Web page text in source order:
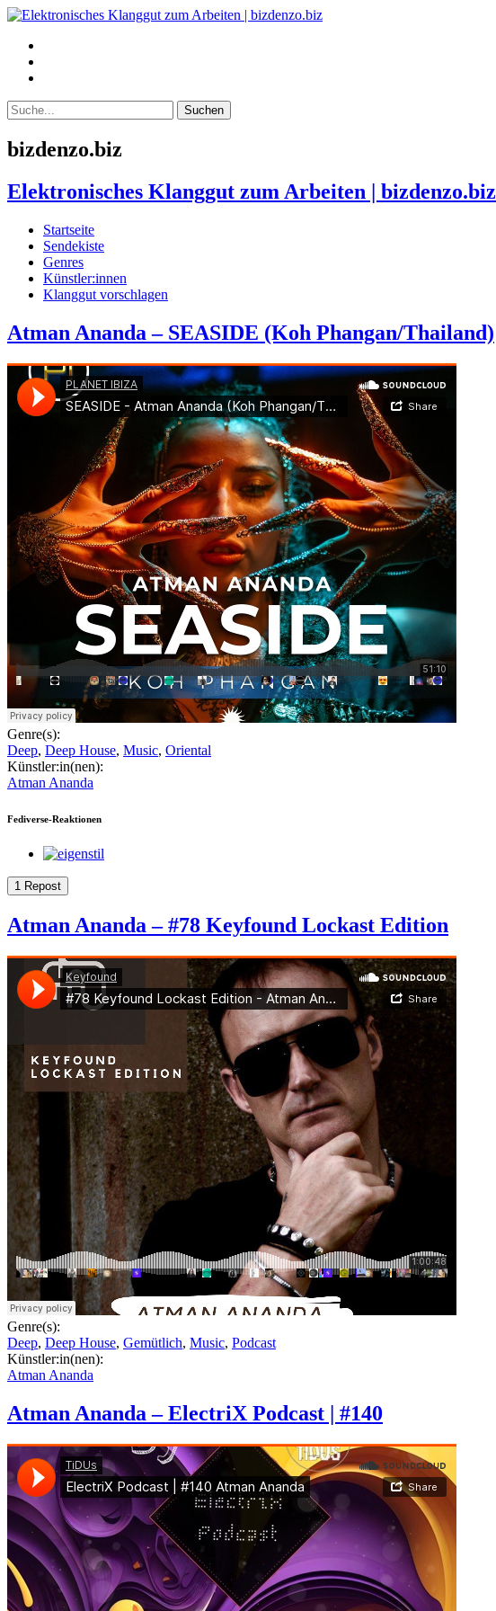
bizdenzo.biz
Elektronisches Klanggut zum Arbeiten | bizdenzo.biz
Startseite
Sendekiste
Genres
Künstler:innen
Klanggut vorschlagen
Atman Ananda – SEASIDE (Koh Phangan/Thailand)
Genre(s):
Deep, Deep House, Music, Oriental
Künstler:in(nen):
Atman Ananda
Fediverse-Reaktionen
1 Repost
Atman Ananda – #78 Keyfound Lockast Edition
Genre(s):
Deep, Deep House, Gemütlich, Music, Podcast
Künstler:in(nen):
Atman Ananda
Atman Ananda – ElectriX Podcast | #140